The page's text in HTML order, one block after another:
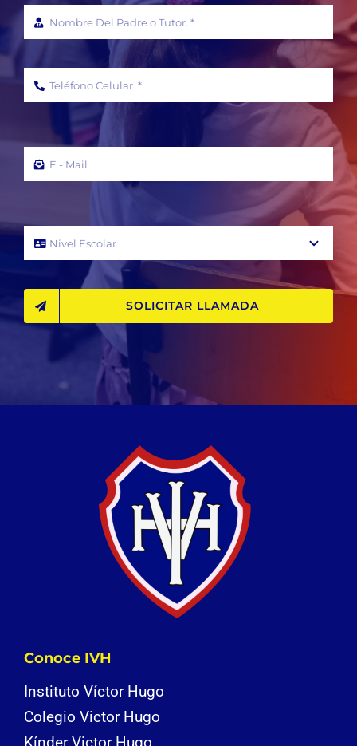
SOLICITAR LLAMADA
Conoce IVH
Instituto Víctor Hugo
Colegio Victor Hugo
Kínder Victor Hugo